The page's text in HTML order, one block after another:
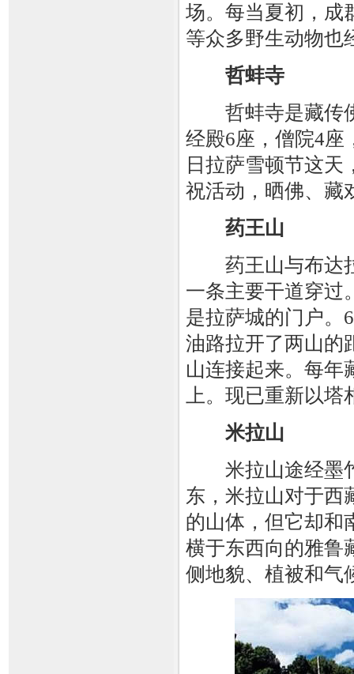
场。每当夏初，成
等众多野生动物也
哲蚌寺
哲蚌寺是藏传佛
经殿6座，僧院4座
日拉萨雪顿节这
祝活动，晒佛、藏
药王山
药王山与布达拉
一条主要干道穿过
是拉萨城的门户。
油路拉开了两山的
山连接起来。每年
上。现已重新以塔
米拉山
米拉山途经墨竹
东，米拉山对于西
的山体，但它却和
横于东西向的雅鲁
侧地貌、植被和气